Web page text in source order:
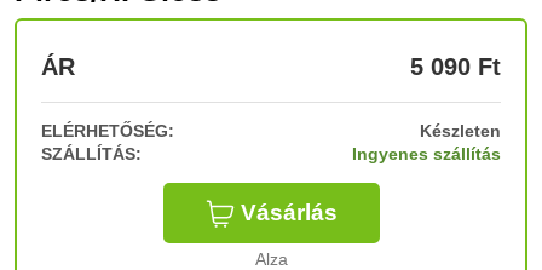
ÁR 5 090 Ft
ELÉRHETŐSÉG:
Készleten
SZÁLLÍTÁS:
Ingyenes szállítás
Vásárlás
Alza